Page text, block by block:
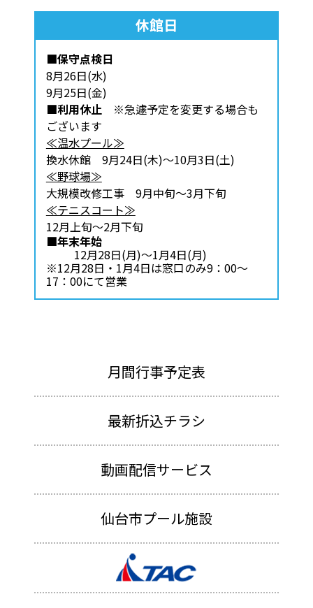
休館日
■保守点検日
8月26日(水)
9月25日(金)
■利用休止 ※急遽予定を変更する場合も
ございます
≪温水プール≫
換水休館 9月24日(木)～10月3日(土)
≪野球場≫
大規模改修工事 9月中旬～3月下旬
≪テニスコート≫
12月上旬～2月下旬
■年末年始
12月28日(月)～1月4日(月)
※12月28日・1月4日は窓口のみ9：00～
17：00にて営業
月間行事予定表
最新折込チラシ
動画配信サービス
仙台市プール施設